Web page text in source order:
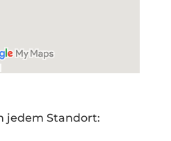
jedem Standort: